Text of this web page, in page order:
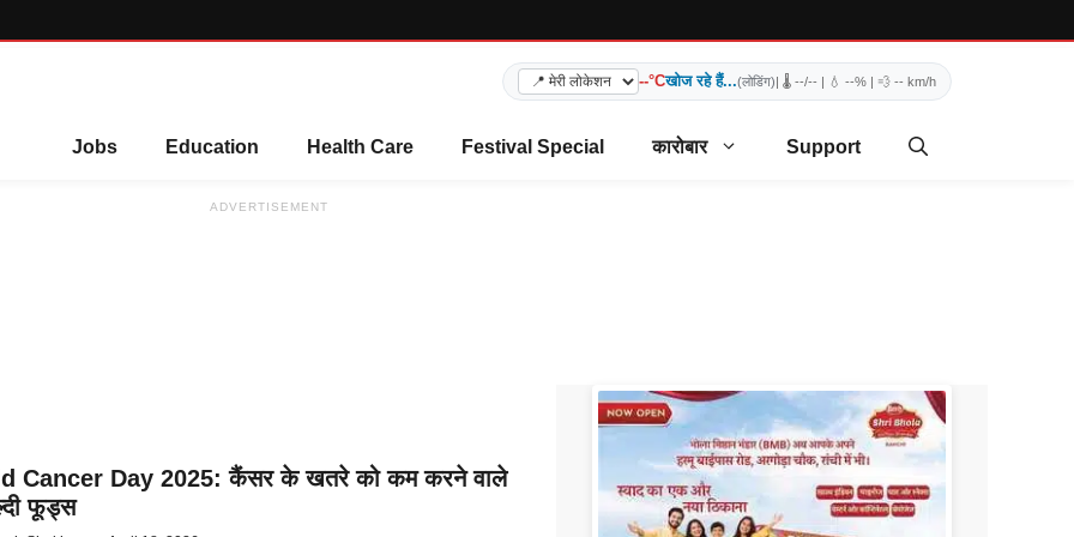
--°Cखोज रहे हैं...(लोडिंग)| 🌡️ --/-- | 💧 --% | 💨 -- km/h
Jobs Education Health Care Festival Special कारोबार Support
ADVERTISEMENT
Cancer Day 2025: कैंसर के खतरे को कम करने वाले
फूड्स